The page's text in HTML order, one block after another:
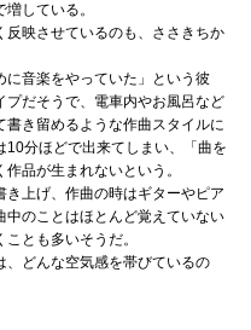
している。
反映させているのも、ささきちか
に音楽をやっていた」という彼
だそうで、電車内やお風呂など
書き留めるような作曲スタイルに
分ほどで出来てしまい、「曲を
品が生まれないという。
上げ、作曲の時はギターやピア
中のことはほとんど覚えていない
とも多いそうだ。
、どんな空気感を帯びているの